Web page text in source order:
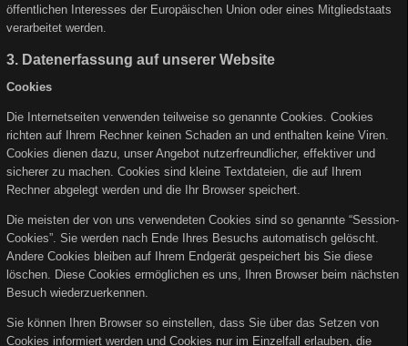
öffentlichen Interesses der Europäischen Union oder eines Mitgliedstaats
verarbeitet werden.
3. Datenerfassung auf unserer Website
Cookies
Die Internetseiten verwenden teilweise so genannte Cookies. Cookies
richten auf Ihrem Rechner keinen Schaden an und enthalten keine Viren.
Cookies dienen dazu, unser Angebot nutzerfreundlicher, effektiver und
sicherer zu machen. Cookies sind kleine Textdateien, die auf Ihrem
Rechner abgelegt werden und die Ihr Browser speichert.
Die meisten der von uns verwendeten Cookies sind so genannte “Session-
Cookies”. Sie werden nach Ende Ihres Besuchs automatisch gelöscht.
Andere Cookies bleiben auf Ihrem Endgerät gespeichert bis Sie diese
löschen. Diese Cookies ermöglichen es uns, Ihren Browser beim nächsten
Besuch wiederzuerkennen.
Sie können Ihren Browser so einstellen, dass Sie über das Setzen von
Cookies informiert werden und Cookies nur im Einzelfall erlauben, die